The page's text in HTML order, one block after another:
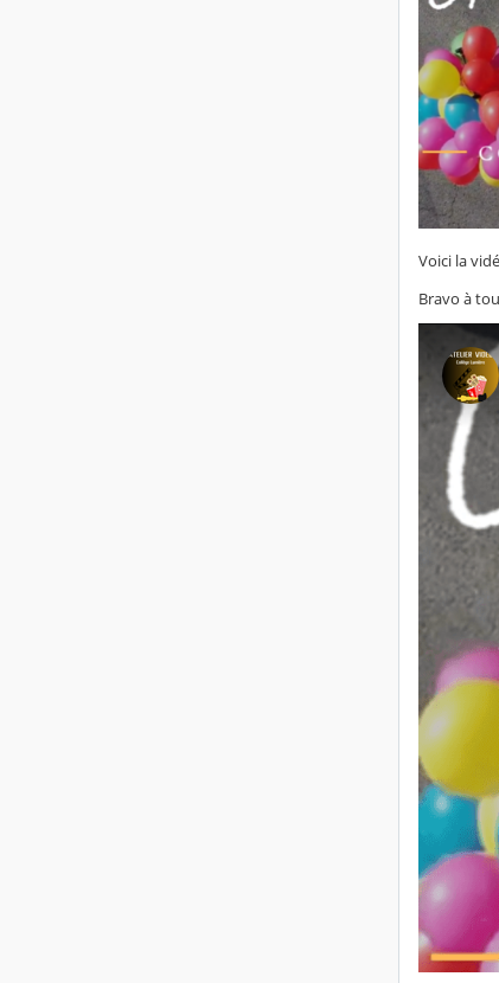
Voici la
Bravo à